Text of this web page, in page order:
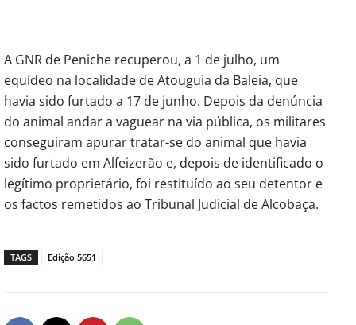
A GNR de Peniche recuperou, a 1 de julho, um
equídeo na localidade de Atouguia da Baleia, que
havia sido furtado a 17 de junho. Depois da denúncia
do animal andar a vaguear na via pública, os militares
conseguiram apurar tratar-se do animal que havia
sido furtado em Alfeizerão e, depois de identificado o
legítimo proprietário, foi restituído ao seu detentor e
os factos remetidos ao Tribunal Judicial de Alcobaça.
TAGS Edição 5651